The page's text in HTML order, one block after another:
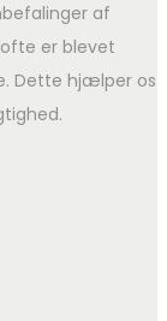
af
er blevet
Dette hjælper os